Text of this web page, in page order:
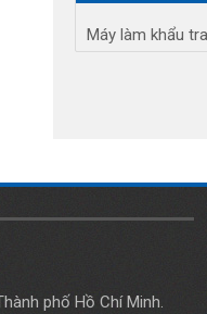
phố Hồ Chí Minh.